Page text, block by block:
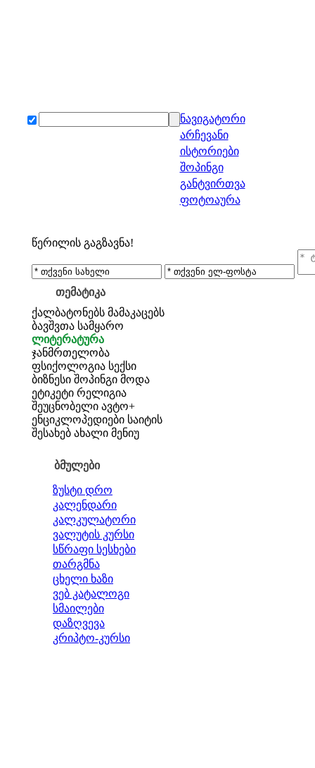
ნავიგატორი
არჩევანი
ისტორიები
შოპინგი
განტვირთვა
ფოტოაურა
წერილის გაგზავნა!
თემატიკა
ქალბატონებს მამაკაცებს
ბავშვთა სამყარო
ლიტერატურა
ჯანმრთელობა
ფსიქოლოგია სექსი
ბიზნესი შოპინგი მოდა
ეტიკეტი რელიგია
შეუცნობელი ავტო+
ენციკლოპედიები საიტის
შესახებ ახალი მენიუ
ბმულები
ზუსტი დრო
კალენდარი
კალკულატორი
ვალუტის კურსი
სწრაფი სესხები
თარგმნა
ცხელი ხაზი
ვებ კატალოგი
სმაილები
დაზღვევა
კრიპტო-კურსი